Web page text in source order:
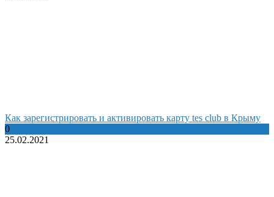
Как зарегистрировать и активировать карту tes club в Крыму
0
25.02.2021